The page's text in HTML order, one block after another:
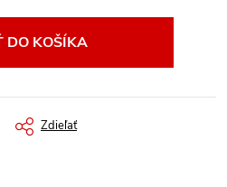
DO KOŠÍKA
Zdieľať